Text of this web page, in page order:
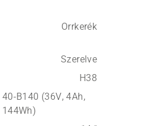
Orrkerék
Szerelve
H38
40-B140 (36V, 4Ah,
144Wh)